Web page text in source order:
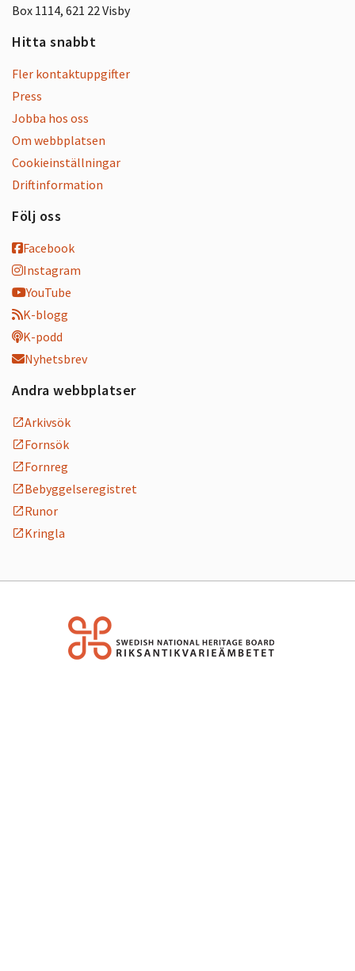
Box 1114, 621 22 Visby
Hitta snabbt
Fler kontaktuppgifter
Press
Jobba hos oss
Om webbplatsen
Cookieinställningar
Driftinformation
Följ oss
Facebook
Instagram
YouTube
K-blogg
K-podd
Nyhetsbrev
Andra webbplatser
Arkivsök
Fornsök
Fornreg
Bebyggelseregistret
Runor
Kringla